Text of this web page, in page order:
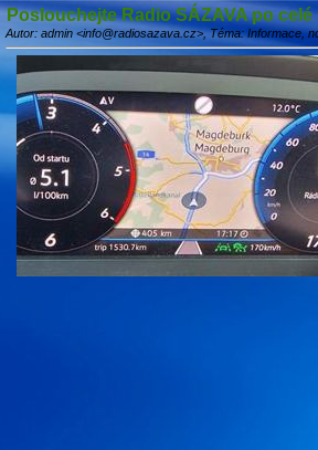
Poslouchejte Radio SÁZAVA po
Autor: admin <info@radiosazava.cz>, Téma: Informace,